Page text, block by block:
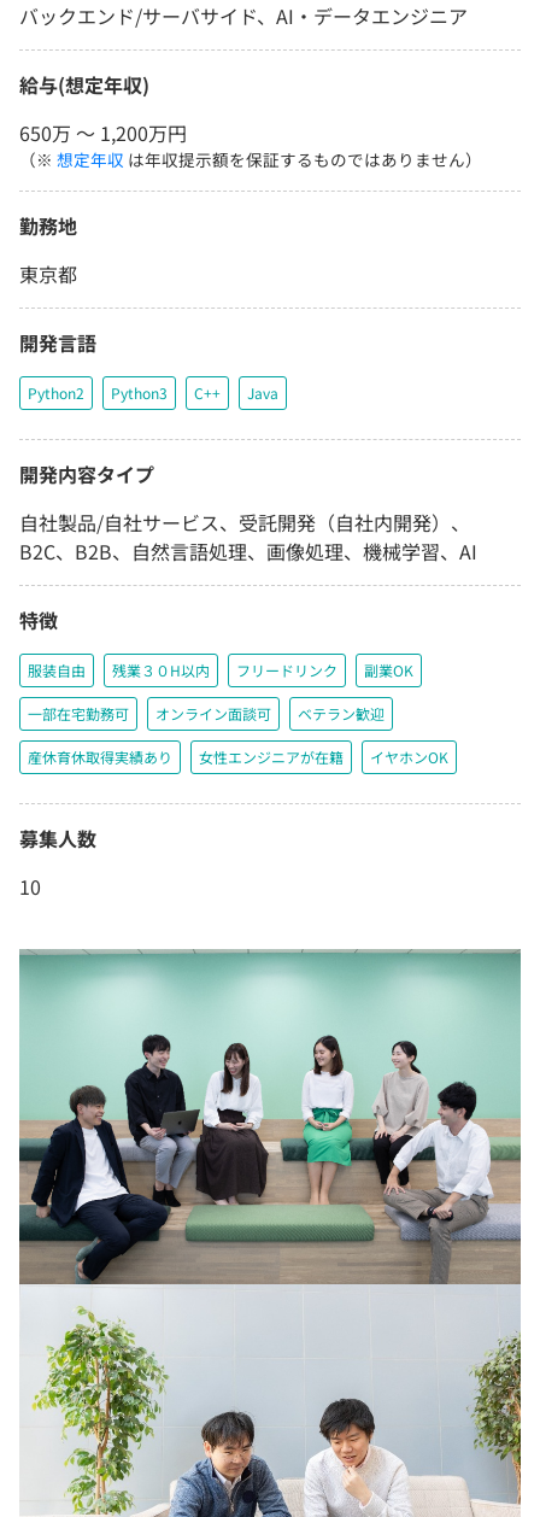
バックエンド/サーバサイド、AI・データエンジニア
給与(想定年収)
650万 〜 1,200万円
（※ 想定年収 は年収提示額を保証するものではありません）
勤務地
東京都
開発言語
Python2 Python3 C++ Java
開発内容タイプ
自社製品/自社サービス、受託開発（自社内開発）、
B2C、B2B、自然言語処理、画像処理、機械学習、AI
特徴
服装自由 残業３０H以内 フリードリンク 副業OK
一部在宅勤務可 オンライン面談可 ベテラン歓迎
産休育休取得実績あり 女性エンジニアが在籍 イヤホンOK
募集人数
10